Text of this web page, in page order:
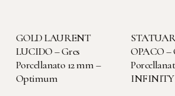
GOLD LAURENT
LUCIDO – Gres
Porcellanato 12 mm –
Optimum
OPACO –
INFINITY